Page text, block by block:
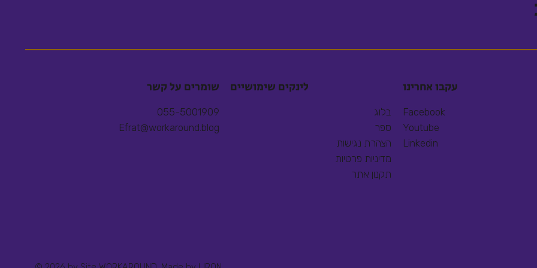
שומרים על קשר
055-5001909
Efrat@workaround.blog
לינקים שימושיים
בלוג
ספר
הצהרת נגישות
מדיניות פרטיות
תקנון אתר
עקבו אחרינו
Facebook
Youtube
Linkedin